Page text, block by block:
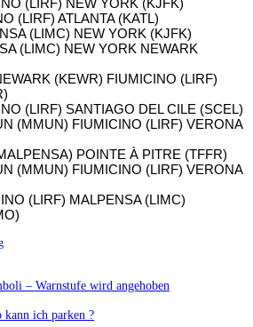
(LIRF) ATLANTA (KATL)
(LIMC) NEW YORK (KJFK)
(LIMC) NEW YORK NEWARK
(KEWR) FIUMICINO (LIRF)
(LIRF) SANTIAGO DEL CILE (SCEL)
(MMUN) FIUMICINO (LIRF) VERONA
POINTE À PITRE (TFFR)
(MMUN) FIUMICINO (LIRF) VERONA
(LIRF) MALPENSA (LIMC)
– Warnstufe wird angehoben
kann ich parken ?